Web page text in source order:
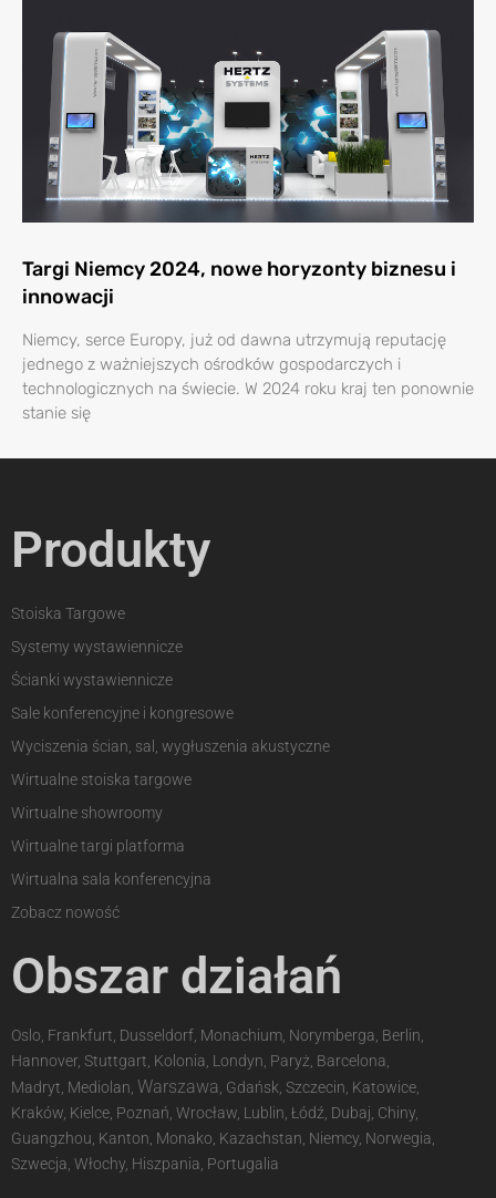
Targi Niemcy 2024, nowe horyzonty biznesu i
innowacji
Niemcy, serce Europy, już od dawna utrzymują reputację
jednego z ważniejszych ośrodków gospodarczych i
technologicznych na świecie. W 2024 roku kraj ten ponownie
stanie się
Produkty
Stoiska Targowe
Systemy wystawiennicze
Ścianki wystawiennicze
Sale konferencyjne i kongresowe
Wyciszenia ścian, sal, wygłuszenia akustyczne
Wirtualne stoiska targowe
Wirtualne showroomy
Wirtualne targi platforma
Wirtualna sala konferencyjna
Zobacz nowość
Obszar działań
Oslo, Frankfurt, Dusseldorf, Monachium, Norymberga, Berlin,
Hannover, Stuttgart, Kolonia, Londyn, Paryż, Barcelona,
Madryt, Mediolan, Warszawa , Gdańsk, Szczecin, Katowice,
Kraków, Kielce, Poznań, Wrocław, Lublin, Łódź, Dubaj, Chiny,
Guangzhou, Kanton, Monako, Kazachstan, Niemcy, Norwegia,
Szwecja, Włochy, Hiszpania, Portugalia